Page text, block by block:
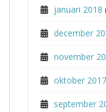
januari 2018
december
november
oktober 2017
september